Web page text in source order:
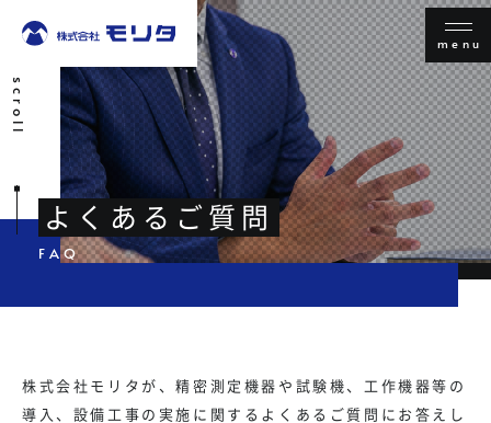
scroll
menu
よくあるご質問
株式会社モリタが、精密測定機器や試験機、工作機器等の
導入、設備工事の実施に関するよくあるご質問にお答えし